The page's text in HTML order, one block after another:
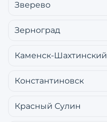
Зверево
Зерноград
Каменск-Шахтинский
Константиновск
Красный Сулин